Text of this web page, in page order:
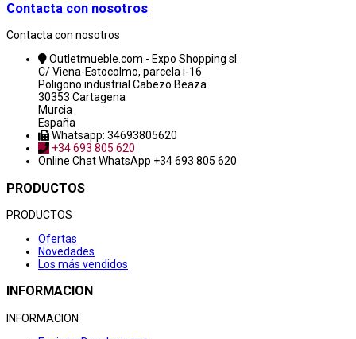
Contacta con nosotros
Contacta con nosotros
Outletmueble.com - Expo Shopping sl
C/ Viena-Estocolmo, parcela i-16
Poligono industrial Cabezo Beaza
30353 Cartagena
Murcia
España
Whatsapp: 34693805620
+34 693 805 620
Online ChatWhatsApp +34 693 805 620
PRODUCTOS
PRODUCTOS
Ofertas
Novedades
Los más vendidos
INFORMACION
INFORMACION